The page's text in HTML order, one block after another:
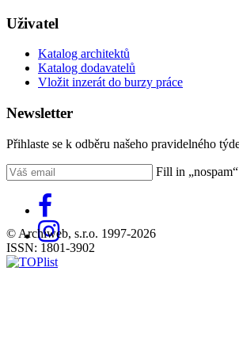
Uživatel
Katalog architektů
Katalog dodavatelů
Vložit inzerát do burzy práce
Newsletter
Přihlaste se k odběru našeho pravidelného
Fill in „nospam“
© Archiweb, s.r.o. 1997-2026
ISSN: 1801-3902